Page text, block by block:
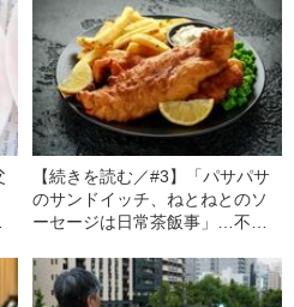
【続きを読む／#3】「パサパサ
のサンドイッチ、ねとねとのソ
ーセージは日常茶飯事」…不味
ギリスの謎事情”